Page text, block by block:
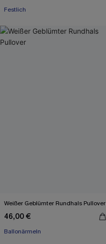
Festlich
Weißer Geblümter Rundhals Pullover
46,00 €
Ballonärmeln